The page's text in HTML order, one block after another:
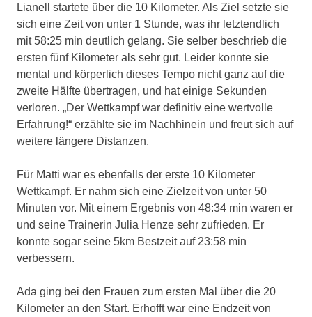
Lianell startete über die 10 Kilometer. Als Ziel setzte sie
sich eine Zeit von unter 1 Stunde, was ihr letztendlich
mit 58:25 min deutlich gelang. Sie selber beschrieb die
ersten fünf Kilometer als sehr gut. Leider konnte sie
mental und körperlich dieses Tempo nicht ganz auf die
zweite Hälfte übertragen, und hat einige Sekunden
verloren. „Der Wettkampf war definitiv eine wertvolle
Erfahrung!“ erzählte sie im Nachhinein und freut sich auf
weitere längere Distanzen.
Für Matti war es ebenfalls der erste 10 Kilometer
Wettkampf. Er nahm sich eine Zielzeit von unter 50
Minuten vor. Mit einem Ergebnis von 48:34 min waren er
und seine Trainerin Julia Henze sehr zufrieden. Er
konnte sogar seine 5km Bestzeit auf 23:58 min
verbessern.
Ada ging bei den Frauen zum ersten Mal über die 20
Kilometer an den Start. Erhofft war eine Endzeit von